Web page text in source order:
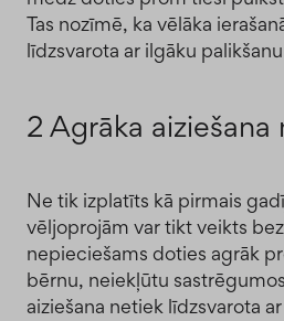
Tas nozīmē, ka vēlāka
līdzsvarota ar ilgāku
2 Agrāka aiziešana
Ne tik izplatīts kā pirmais
vēljoprojām var tikt veikts
nepieciešams doties agrāk
bērnu, neiekļūtu
aiziešana netiek līdzsvarota